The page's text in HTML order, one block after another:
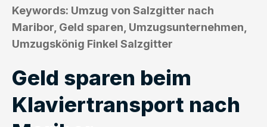
Keywords: Umzug von Salzgitter nach
Maribor, Geld sparen, Umzugsunternehmen,
Umzugskönig Finkel Salzgitter
Geld sparen beim
Klaviertransport nach